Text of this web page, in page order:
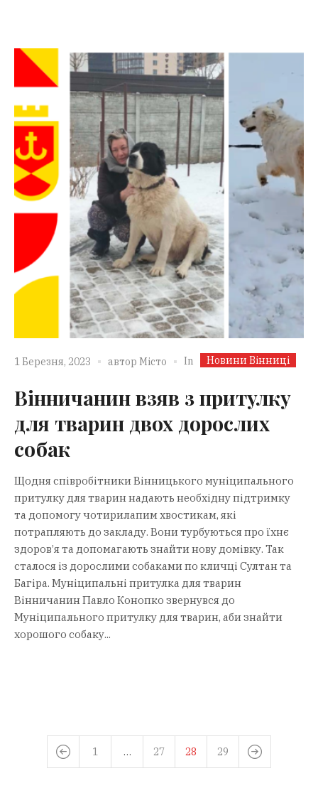
1 Березня, 2023 автор Місто In Новини Вінниці
Вінничанин взяв з притулку
для тварин двох дорослих
собак
Щодня співробітники Вінницького муніципального
притулку для тварин надають необхідну підтримку
та допомогу чотирилапим хвостикам, які
потрапляють до закладу. Вони турбуються про їхнє
здоров’я та допомагають знайти нову домівку. Так
сталося із дорослими собаками по кличці Султан та
Багіра. Муніципальні притулка для тварин
Вінничанин Павло Конопко звернувся до
Муніципального притулку для тварин, аби знайти
хорошого собаку...
1 … 27 28 29